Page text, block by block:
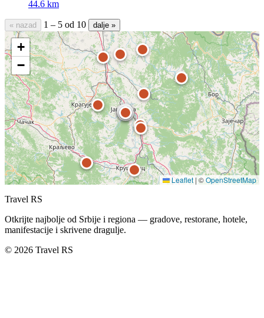
44.6 km
« nazad 1 – 5 od 10 dalje »
+
−
Leaflet | ©OpenStreetMap
Travel RS
Otkrijte najbolje od Srbije i regiona — gradove, restorane, hotele,
manifestacije i skrivene dragulje.
© 2026 Travel RS